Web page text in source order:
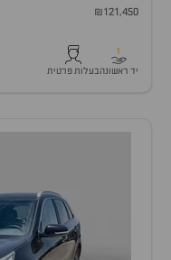
₪121,450
1
יד ראשונהבעלות פרטית